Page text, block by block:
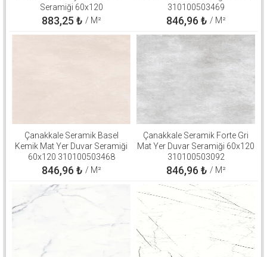
Seramiği 60x120
310100906264
883,25 ₺ / M²
310100503469
846,96 ₺ / M²
Çanakkale Seramik Basel
Kemik Mat Yer Duvar Seramiği
60x120 310100503468
846,96 ₺ / M²
Çanakkale Seramik Forte Gri
Mat Yer Duvar Seramiği 60x120
310100503092
846,96 ₺ / M²